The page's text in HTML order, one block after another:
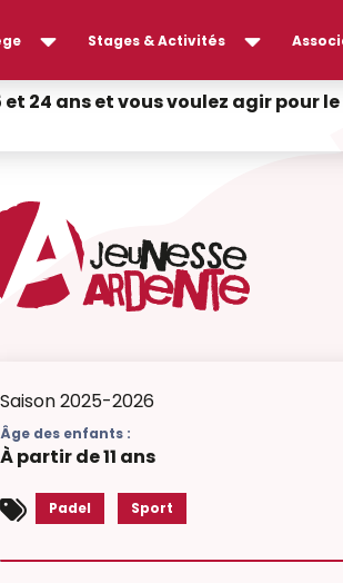
Stages & Activités
et 24 ans et vous voulez agir pour
Saison 2025-2026
Âge des enfants :
À partir de 11 ans
Padel Sport